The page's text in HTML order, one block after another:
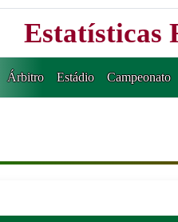
Estatísticas
Árbitro Estádio Campeonato